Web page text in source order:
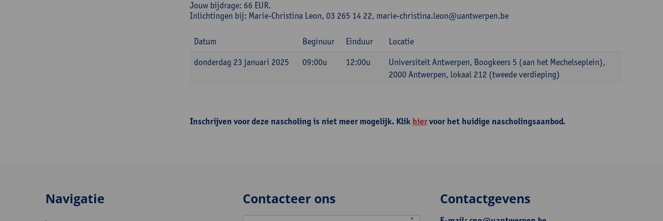
Jouw bijdrage: 66 EUR.
Inlichtingen bij: Marie-Christina Leon, 03 265 14 22, marie-christina.leon@uantwerpen.be
Datum Beginuur Einduur
Locatie
donderdag 23 januari 2025
09:00u 12:00u
Universiteit Antwerpen, Boogkeers 5 (aan het Mechelseplein),
2000 Antwerpen, lokaal 212 (tweede verdieping)
Inschrijven voor deze nascholing is niet meer mogelijk. Klik hiervoor het huidige nascholingsaanbod.
Navigatie Contacteer ons Contactgevens